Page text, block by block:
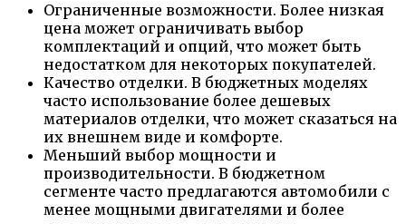
Ограниченные возможности. Более низкая
цена может ограничивать выбор
комплектаций и опций, что может быть
недостатком для некоторых покупателей.
Качество отделки. В бюджетных моделях
часто использование более дешевых
материалов отделки, что может сказаться на
их внешнем виде и комфорте.
Меньший выбор мощности и
производительности. В бюджетном
сегменте часто предлагаются автомобили с
менее мощными двигателями и более